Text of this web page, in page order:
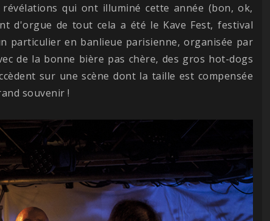
qui ont illuminé cette année (bon, ok,
d'orgue de tout cela a été le Kave Fest, festival
particulier en banlieue parisienne, organisée par
de la bonne bière pas chère, des gros hot-dogs
sur une scène dont la taille est compensée
souvenir !